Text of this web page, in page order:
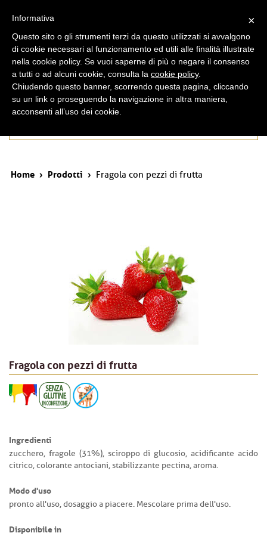
Home › Prodotti › Fragola con pezzi di frutta
Fragola con pezzi di frutta
Ingredienti
zucchero, fragole (31%), sciroppo di glucosio, acidificante acido
citrico, colorante antociani, stabilizzante pectina, aroma.
Modo d'uso
pronto all'uso, dosaggio a piacere. Mescolare prima dell'uso.
Disponibile in
×
Informativa
Questo sito o gli strumenti terzi da questo utilizzati si avvalgono
di cookie necessari al funzionamento ed utili alle finalità illustrate
nella cookie policy. Se vuoi saperne di più o negare il consenso
a tutti o ad alcuni cookie, consulta la cookie policy.
Chiudendo questo banner, scorrendo questa pagina, cliccando
su un link o proseguendo la navigazione in altra maniera,
acconsenti all’uso dei cookie.